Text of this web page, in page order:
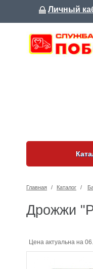
Личный
Главная / Каталог /
Дрожжи
Цена актуальна на